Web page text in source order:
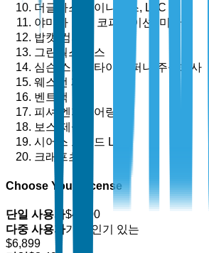
더글라스 다이나믹스, LLC
야마하 모터 코퍼레이션, 미국
밥캣 컴퍼니
그린웍스 툴스
심슨 스트롱타이 컴퍼니 주식회사
웨스턴 제품
벤트랙
피셔 엔지니어링
보스 제설기
시어스 브랜드 LLC
크래프츠맨
Choose Your License
단일 사용자$4,700
다중 사용자가장 인기 있는
$6,899